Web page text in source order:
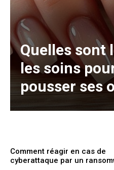
Quelles sont
les soins
pousser ses
Comment réagir en cas de
cyberattaque par un